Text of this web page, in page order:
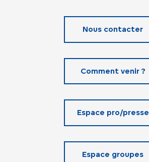
Nous contacter
Comment venir ?
Espace pro/presse
Espace groupes